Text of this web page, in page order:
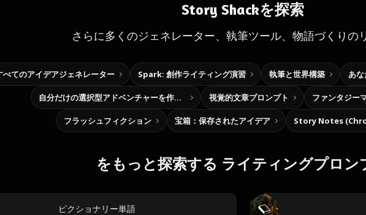
Story Shackを探索
さらに多くのジェネレーター、執筆ツール、物語づくりの
べてのアイデアジェネレーター Spark: 創作ライティング演習 執筆と世界構築 あ
自分だけの選択型アドベンチャーを作ろう 視覚的文章プロンプト ファンタジー
フラッシュフィクション 宝箱：保存されたアイデア Story Notes
をもっと探索する ライティングプロン
ピクショナリー単語